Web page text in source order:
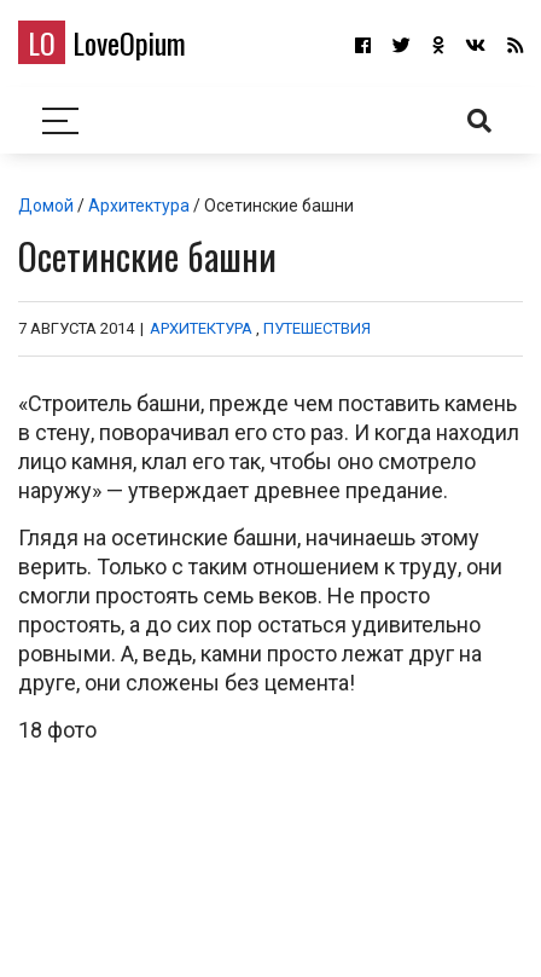
LO LoveOpium
Домой /Архитектура / Осетинские башни
Осетинские башни
7 АВГУСТА 2014 | АРХИТЕКТУРА , ПУТЕШЕСТВИЯ
«Строитель башни, прежде чем поставить камень
в стену, поворачивал его сто раз. И когда находил
лицо камня, клал его так, чтобы оно смотрело
наружу» — утверждает древнее предание.
Глядя на осетинские башни, начинаешь этому
верить. Только с таким отношением к труду, они
смогли простоять семь веков. Не просто
простоять, а до сих пор остаться удивительно
ровными. А, ведь, камни просто лежат друг на
друге, они сложены без цемента!
18 фото